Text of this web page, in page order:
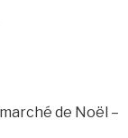
de Noël –